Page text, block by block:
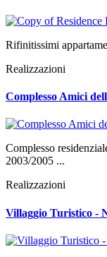
Rifinitissimi
Realizzazioni
Complesso Amici
Complesso
2003/2005 ...
Realizzazioni
Villaggio Turistico -